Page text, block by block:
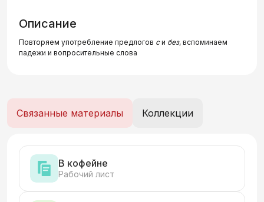
Описание
Повторяем употребление предлогов си без, вспоминаем
падежи и вопросительные слова
Связанные материалы Коллекции
В кофейне
Рабочий лист